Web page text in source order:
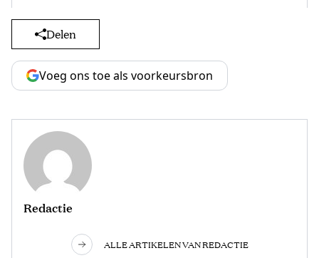
Delen
Voeg ons toe als voorkeursbron
Redactie
ALLE ARTIKELEN VAN REDACTIE